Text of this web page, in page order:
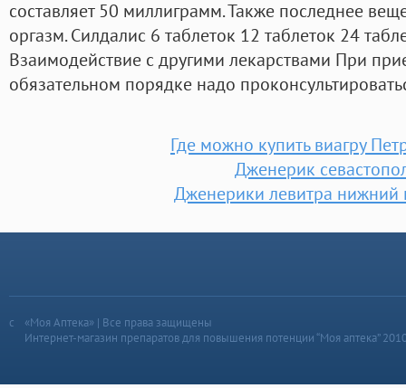
составляет 50 миллиграмм. Также последнее
оргазм. Силдалис 6 таблеток 12 таблеток 24
Взаимодействие с другими лекарствами При
обязательном порядке надо
Где можно купить виагру
Дженерик
Дженерики левитра нижний
«Моя Аптека» | Все права защищены
Интернет-магазин препаратов для повышения потенции “Моя аптека”